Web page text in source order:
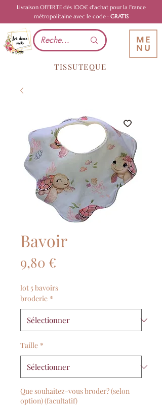
Livraison OFFERTE dès 100€ d'achat pour la France
métropolitaine avec le code : GRATIS
TISSUTEQUE
Bavoir
9,80 €
lot 5 bavoirs
broderie *
Taille *
Que souhaitez-vous broder? (selon
option) (facultatif)